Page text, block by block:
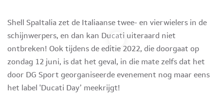
Shell SpaItalia zet de Italiaanse twee- en vierwielers in de
schijnwerpers, en dan kan Ducati uiteraard niet
ontbreken! Ook tijdens de editie 2022, die doorgaat op
zondag 12 juni, is dat het geval, in die mate zelfs dat het
door DG Sport georganiseerde evenement nog maar eens
het label 'Ducati Day’ meekrijgt!